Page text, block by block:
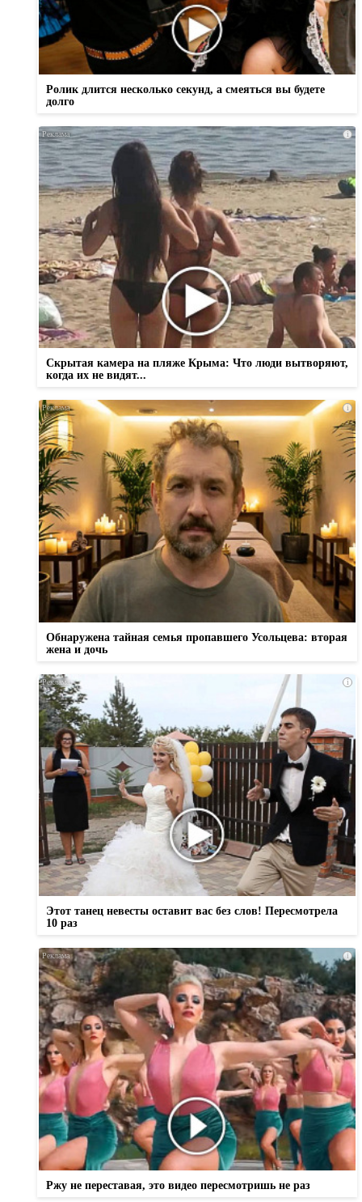
Ролик длится несколько секунд, а смеяться вы будете
долго
i
Скрытая камера на пляже Крыма: Что люди вытворяют,
когда их не видят...
i
Обнаружена тайная семья пропавшего Усольцева: вторая
жена и дочь
i
Этот танец невесты оставит вас без слов! Пересмотрела
10 раз
i
Ржу не переставая, это видео пересмотришь не раз